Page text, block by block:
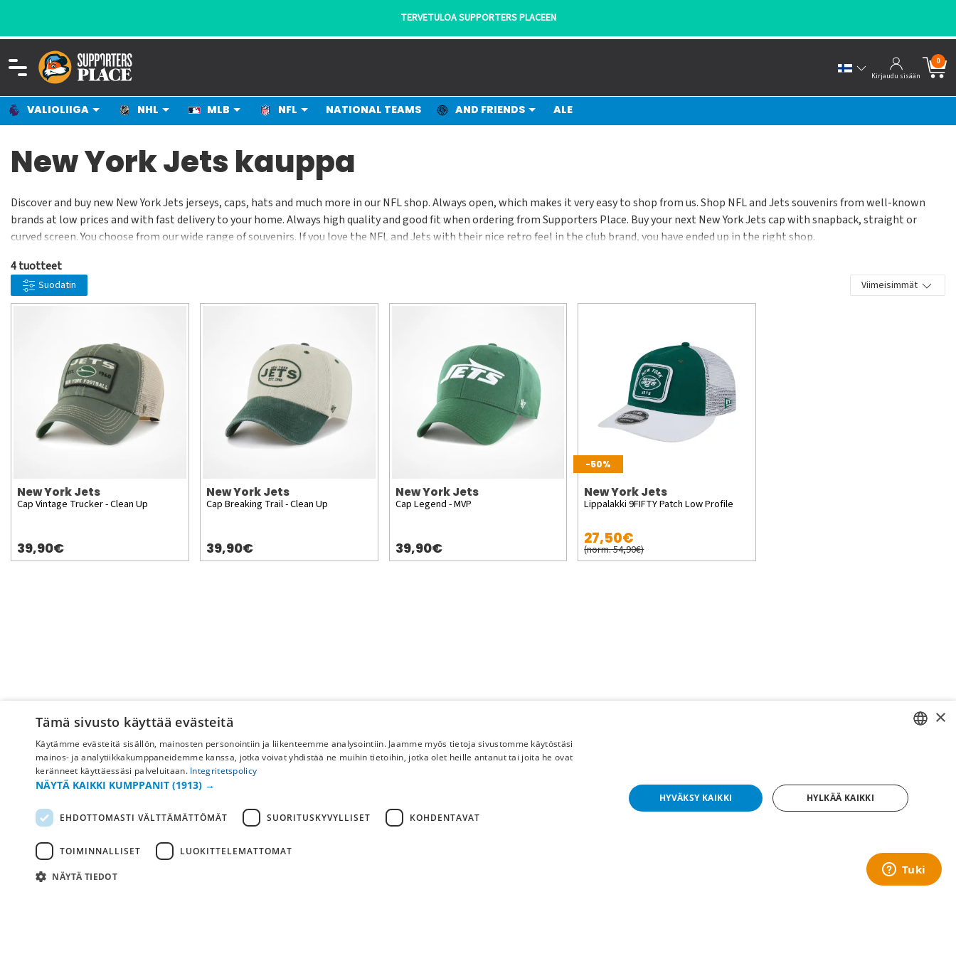
TERVETULOA SUPPORTERS PLACEEN
Kirjaudu sisään
0
VALIOLIIGA NHL MLB NFL NATIONAL TEAMS AND FRIENDS ALE
New York Jets kauppa
Discover and buy new New York Jets jerseys, caps, hats and much more in our NFL shop. Always open, which makes it very easy to shop from us. Shop NFL and Jets souvenirs from well-known
brands at low prices and with fast delivery to your home. Always high quality and good fit when ordering from Supporters Place. Buy your next New York Jets cap with snapback, straight or
curved screen. You choose from our wide range of souvenirs. If you love the NFL and Jets with their nice retro feel in the club brand, you have ended up in the right shop.
4 tuotteet
Suodatin Viimeisimmät
New York Jets
Cap Vintage Trucker - Clean Up
39,90€
New York Jets
Cap Breaking Trail - Clean Up
39,90€
New York Jets
Cap Legend - MVP
39,90€
-50%
New York Jets
Lippalakki 9FIFTY Patch Low Profile
27,50€
(norm. 54,90€)
Pyydä apua
Ostoehdot
Maksu & toimitus
Lisää meistä
NO
×
Tämä sivusto käyttää evästeitä
Käytämme evästeitä sisällön, mainosten personointiin ja liikenteemme analysointiin. Jaamme myös tietoja sivustomme käytöstäsi
mainos- ja analytiikkakumppaneidemme kanssa, jotka voivat yhdistää ne muihin tietoihin, jotka olet heille antanut tai joita he ovat
keränneet käyttäessäsi palveluitaan. Integritetspolicy
NÄYTÄ KAIKKI KUMPPANIT (1913) →
EHDOTTOMASTI VÄLTTÄMÄTTÖMÄT SUORITUSKYVYLLISET KOHDENTAVAT
TOIMINNALLISET LUOKITTELEMATTOMAT
NÄYTÄ TIEDOT
HYVÄKSY KAIKKI HYLKÄÄ KAIKKI